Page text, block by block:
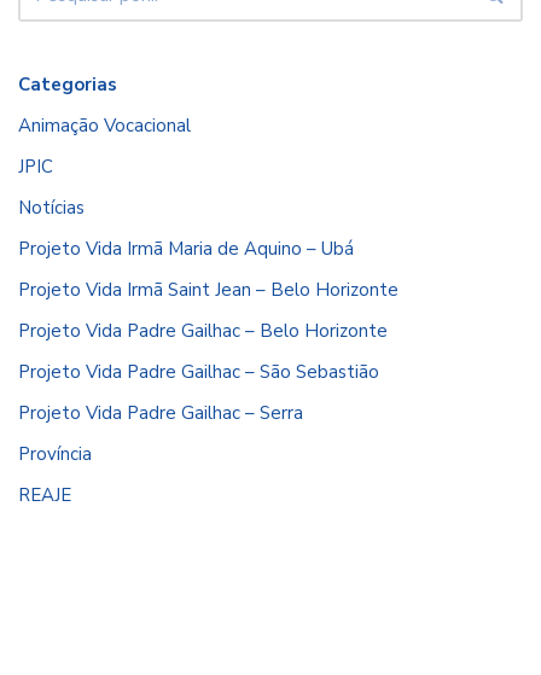
Categorias
Animação Vocacional
JPIC
Notícias
Projeto Vida Irmã Maria de Aquino – Ubá
Projeto Vida Irmã Saint Jean – Belo Horizonte
Projeto Vida Padre Gailhac – Belo Horizonte
Projeto Vida Padre Gailhac – São Sebastião
Projeto Vida Padre Gailhac – Serra
Província
REAJE